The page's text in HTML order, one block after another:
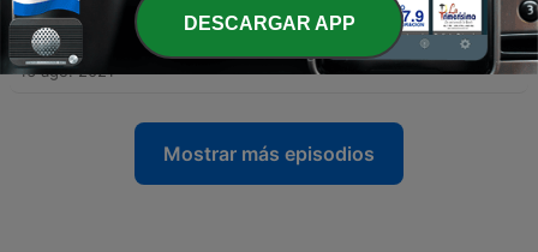
276 - Kirchenkitsch
16 ago. 2021
Mostrar más episodios
DESCARGAR APP